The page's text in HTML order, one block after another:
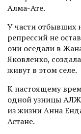
Алма-Ате.
У части отбывших
репрессий не
они оседали в
Яковленко,
живут в этом селе.
К настоящему
одной узницы
из жизни Анна
Астане.